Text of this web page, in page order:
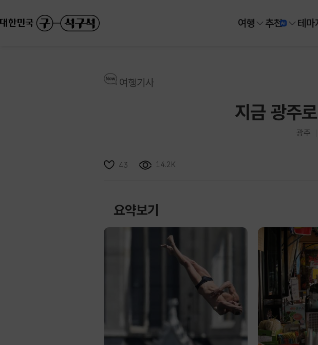
여행 추천 테마
여행기사
지금 광주
광주
43 14.2K
요약보기